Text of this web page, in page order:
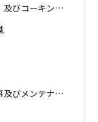
ング工事の専門知識
メンテナンス